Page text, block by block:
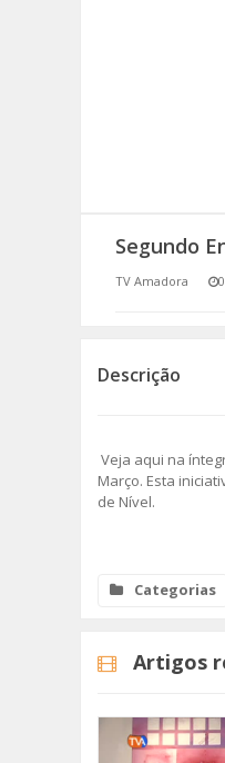
(RE) PENSAMENTOS
Segundo
TV Amadora
Descrição
Veja aqui na
Março. Esta
de Nível.
Categorias
Artigos